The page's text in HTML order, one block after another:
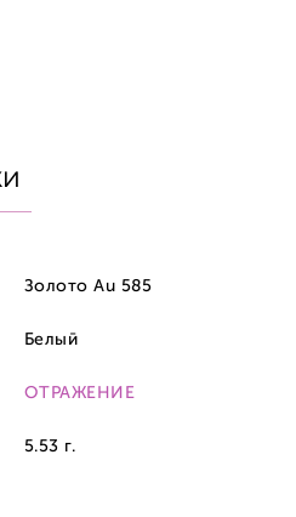
Золото Au 585
Белый
ОТРАЖЕНИЕ
5.53 г.